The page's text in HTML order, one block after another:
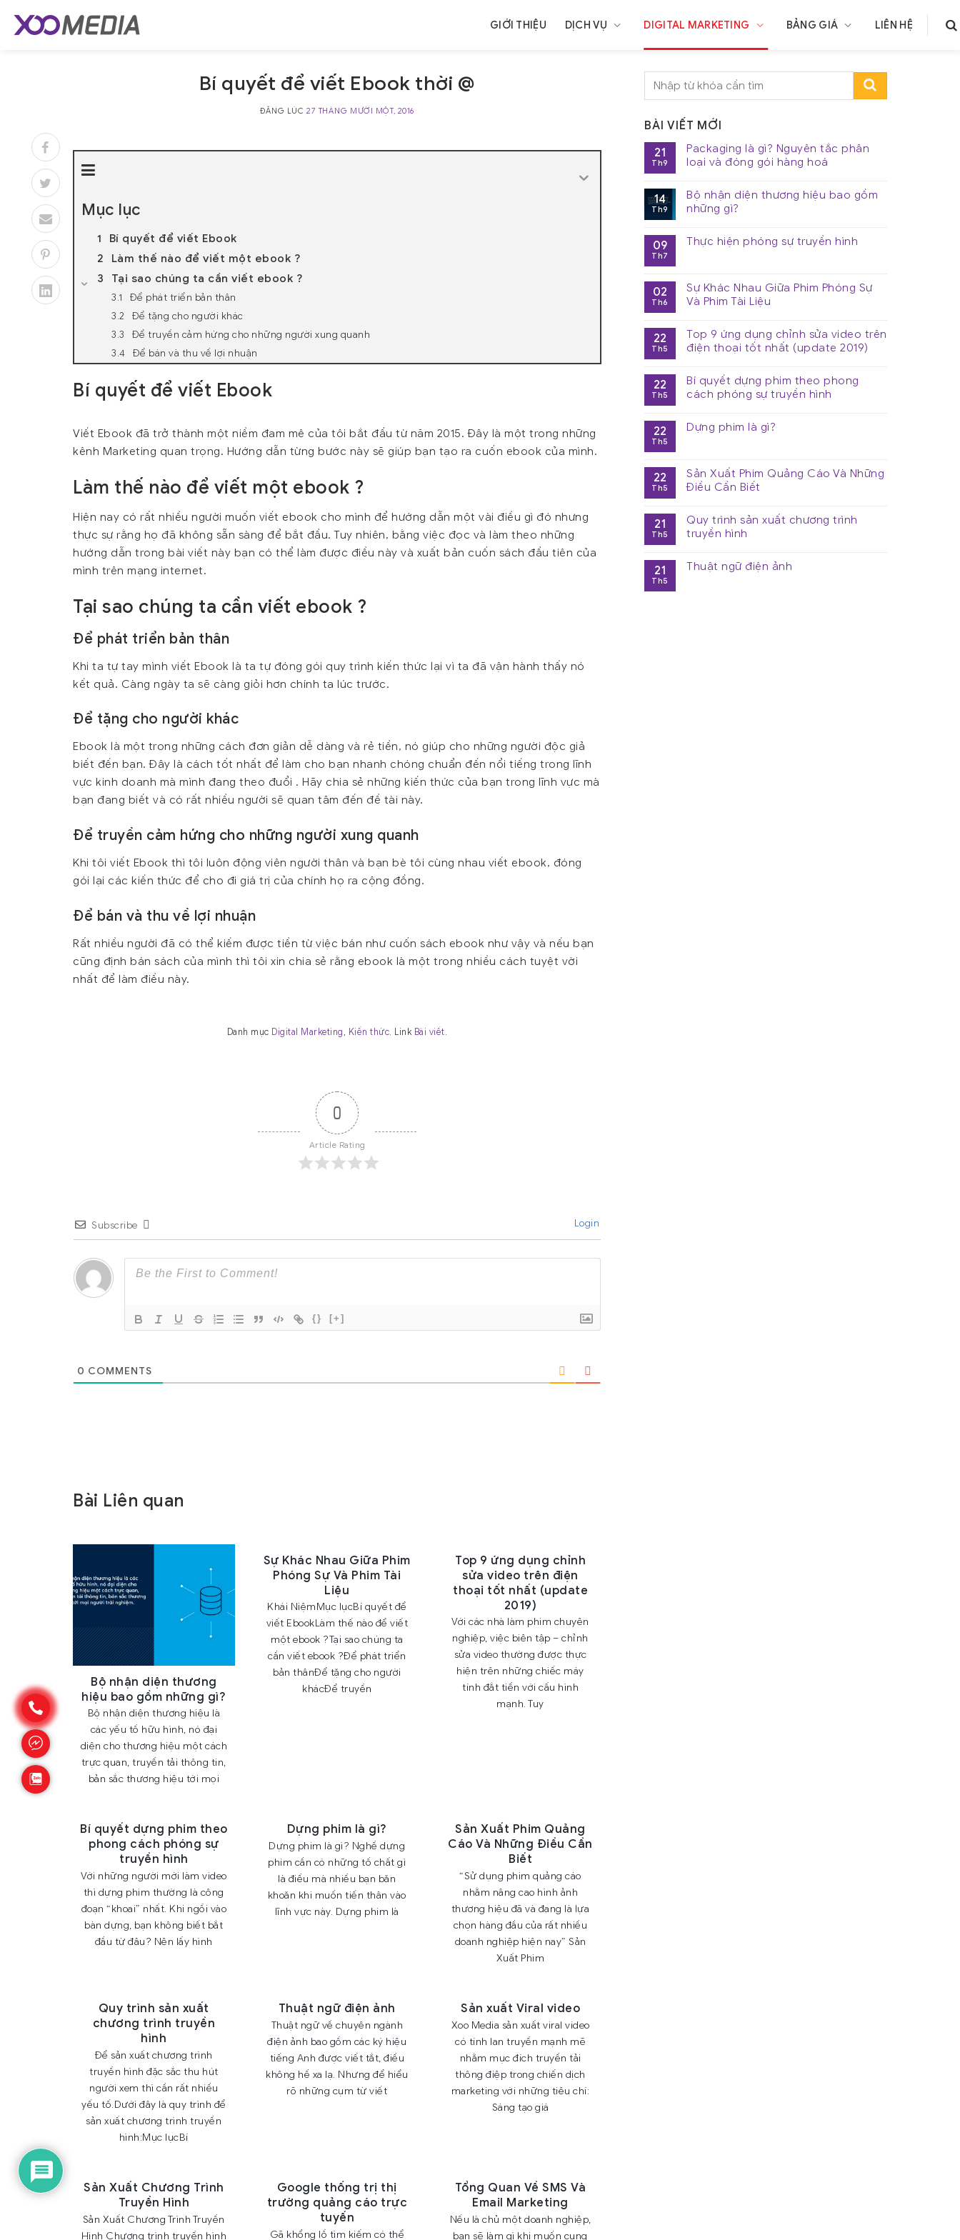
GIỚI THIỆU DỊCH VỤ DIGITAL MARKETING BẢNG GIÁ LIÊN HỆ
Bí quyết để viết Ebook thời @
ĐĂNG LÚC27 THÁNG MƯỜI MỘT, 2016
Mục lục
Bí quyết để viết Ebook
Làm thế nào để viết một ebook ?
Tại sao chúng ta cần viết ebook ?
Để phát triển bản thân
Để tặng cho người khác
Để truyền cảm hứng cho những người xung quanh
Để bán và thu về lợi nhuận
Bí quyết để viết Ebook
Viết Ebook đã trở thành một niềm đam mê của tôi bắt đầu từ năm 2015. Đây là một trong những
kênh Marketing quan trọng. Hướng dẫn từng bước này sẽ giúp bạn tạo ra cuốn ebook của mình.
Làm thế nào để viết một ebook ?
Hiện nay có rất nhiều người muốn viết ebook cho mình để hướng dẫn một vài điều gì đó nhưng
thực sự rằng họ đã không sẵn sàng để bắt đầu. Tuy nhiên, bằng việc đọc và làm theo những
hướng dẫn trong bài viết này bạn có thể làm được điều này và xuất bản cuốn sách đầu tiên của
mình trên mạng internet.
Tại sao chúng ta cần viết ebook ?
Để phát triển bản thân
Khi ta tự tay mình viết Ebook là ta tự đóng gói quy trình kiến thức lại vì ta đã vận hành thấy nó
kết quả. Càng ngày ta sẽ càng giỏi hơn chính ta lúc trước.
Để tặng cho người khác
Ebook là một trong những cách đơn giản dễ dàng và rẻ tiền, nó giúp cho những người độc giả
biết đến bạn. Đây là cách tốt nhất để làm cho bạn nhanh chóng chuẩn đến nổi tiếng trong lĩnh
vực kinh doanh mà mình đang theo đuổi . Hãy chia sẻ những kiến thức của bạn trong lĩnh vực mà
bạn đang biết và có rất nhiều người sẽ quan tâm đến đề tài này.
Để truyền cảm hứng cho những người xung quanh
Khi tôi viết Ebook thì tôi luôn động viên người thân và bạn bè tôi cùng nhau viết ebook, đóng
gói lại các kiến thức để cho đi giá trị của chính họ ra cộng đồng.
Để bán và thu về lợi nhuận
Rất nhiều người đã có thể kiếm được tiền từ việc bán như cuốn sách ebook như vậy và nếu bạn
cũng định bán sách của mình thì tôi xin chia sẻ rằng ebook là một trong nhiều cách tuyệt vời
nhất để làm điều này.
Danh mục Digital Marketing, Kiến thức. Link Bài viết.
0
Article Rating
Subscribe Login
{} [+]
0 COMMENTS
Bài Liên quan
Bộ nhận diện thương
hiệu bao gồm những gì?
Bộ nhận diện thương hiệu là
các yếu tố hữu hình, nó đại
diện cho thương hiệu một cách
trực quan, truyền tải thông tin,
bản sắc thương hiệu tới mọi
Sự Khác Nhau Giữa Phim
Phóng Sự Và Phim Tài
Liệu
Khái NiệmMục lụcBí quyết để
viết EbookLàm thế nào để viết
một ebook ?Tại sao chúng ta
cần viết ebook ?Để phát triển
bản thânĐể tặng cho người
khácĐể truyền
Top 9 ứng dụng chỉnh
sửa video trên điện
thoại tốt nhất (update
2019)
Với các nhà làm phim chuyên
nghiệp, việc biên tập – chỉnh
sửa video thường được thực
hiện trên những chiếc máy
tính đắt tiền với cấu hình
mạnh. Tuy
Bí quyết dựng phim theo
phong cách phóng sự
truyền hình
Với những người mới làm video
thì dựng phim thường là công
đoạn “khoai” nhất. Khi ngồi vào
bàn dựng, bạn không biết bắt
đầu từ đâu? Nên lấy hình
Dựng phim là gì?
Dựng phim là gì? Nghề dựng
phim cần có những tố chất gì
là điều mà nhiều bạn băn
khoăn khi muốn tiến thân vào
lĩnh vực này. Dựng phim là
Sản Xuất Phim Quảng
Cáo Và Những Điều Cần
Biết
“Sử dụng phim quảng cáo
nhằm nâng cao hình ảnh
thương hiệu đã và đang là lựa
chọn hàng đầu của rất nhiều
doanh nghiệp hiện nay” Sản
Xuất Phim
Quy trình sản xuất
chương trình truyền
hình
Để sản xuất chương trình
truyền hình đặc sắc thu hút
người xem thì cần rất nhiều
yếu tố.Dưới đây là quy trình để
sản xuất chương trình truyền
hình:Mục lụcBí
Thuật ngữ điện ảnh
Thuật ngữ về chuyên ngành
điện ảnh bao gồm các ký hiệu
tiếng Anh được viết tắt, điều
không hề xa lạ. Nhưng để hiểu
rõ những cụm từ viết
Sản xuất Viral video
Xoo Media sản xuất viral video
có tính lan truyền mạnh mẽ
nhằm mục đích truyền tải
thông điệp trong chiến dịch
marketing với những tiêu chí:
Sáng tạo giá
Sản Xuất Chương Trình
Truyền Hình
Sản Xuất Chương Trình Truyền
Hình Chương trình truyền hình
Google thống trị thị
trường quảng cáo trực
tuyến
Gã khổng lồ tìm kiếm có thể
Tổng Quan Về SMS Và
Email Marketing
Nếu là chủ một doanh nghiệp,
bạn sẽ làm gì khi muốn cung
BÀI VIẾT MỚI
21
Th9
Packaging là gì? Nguyên tắc phân
loại và đóng gói hàng hoá
14
Th9
Bộ nhận diện thương hiệu bao gồm
những gì?
09
Th7
Thực hiện phóng sự truyền hình
02
Th6
Sự Khác Nhau Giữa Phim Phóng Sự
Và Phim Tài Liệu
22
Th5
Top 9 ứng dụng chỉnh sửa video trên
điện thoại tốt nhất (update 2019)
22
Th5
Bí quyết dựng phim theo phong
cách phóng sự truyền hình
22
Th5
Dựng phim là gì?
22
Th5
Sản Xuất Phim Quảng Cáo Và Những
Điều Cần Biết
21
Th5
Quy trình sản xuất chương trình
truyền hình
21
Th5
Thuật ngữ điện ảnh